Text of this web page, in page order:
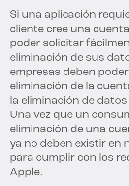
Si una aplicación
cliente cree una
poder solicitar
eliminación de sus
empresas deben
eliminación de la
la eliminación de
Una vez que un
eliminación de una
ya no deben existir en
para cumplir con los
Apple.